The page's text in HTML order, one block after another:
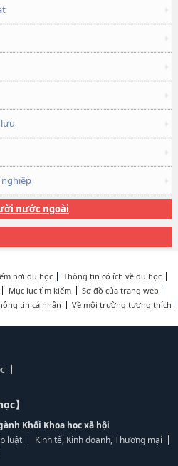
nước ngoài
nơi du học
Thông tin có ích về du học
Mục lục tìm kiếm
Sơ đồ của trang web
tin cá nhân Về môi trường tương thích
】
Khối Khoa học xã hội
luật
Kinh tế, Kinh doanh, Thương mại